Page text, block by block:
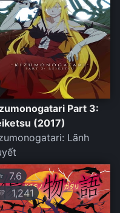
Part 3:
(2017)
Lãnh
7.6
1,241